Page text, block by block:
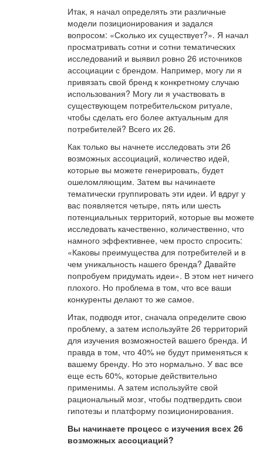
Итак, я начал определять эти различные
модели позиционирования и задался
вопросом: «Сколько их существует?». Я начал
просматривать сотни и сотни тематических
исследований и выявил ровно 26 источников
ассоциации с брендом. Например, могу ли я
привязать свой бренд к конкретному случаю
использования? Могу ли я участвовать в
существующем потребительском ритуале,
чтобы сделать его более актуальным для
потребителей? Всего их 26.
Как только вы начнете исследовать эти 26
возможных ассоциаций, количество идей,
которые вы можете генерировать, будет
ошеломляющим. Затем вы начинаете
тематически группировать эти идеи. И вдруг у
вас появляется четыре, пять или шесть
потенциальных территорий, которые вы можете
исследовать качественно, количественно, что
намного эффективнее, чем просто спросить:
«Каковы преимущества для потребителей и в
чем уникальность нашего бренда? Давайте
попробуем придумать идеи». В этом нет ничего
плохого. Но проблема в том, что все ваши
конкуренты делают то же самое.
Итак, подводя итог, сначала определите свою
проблему, а затем используйте 26 территорий
для изучения возможностей вашего бренда. И
правда в том, что 40% не будут применяться к
вашему бренду. Но это нормально. У вас все
еще есть 60%, которые действительно
применимы. А затем используйте свой
рациональный мозг, чтобы подтвердить свои
гипотезы и платформу позиционирования.
Вы начинаете процесс с изучения всех 26
возможных ассоциаций?